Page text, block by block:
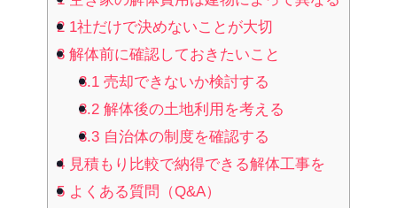
2 1社だけで決めないことが大切
3 解体前に確認しておきたいこと
3.1 売却できないか検討する
3.2 解体後の土地利用を考える
3.3 自治体の制度を確認する
4 見積もり比較で納得できる解体工事を
5 よくある質問（Q&A）